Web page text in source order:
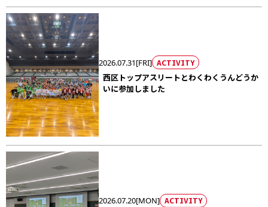
2026.07.31[FRI] ACTIVITY
西区トップアスリートとわくわくうんどうか
いに参加しました
2026.07.20[MON] ACTIVITY